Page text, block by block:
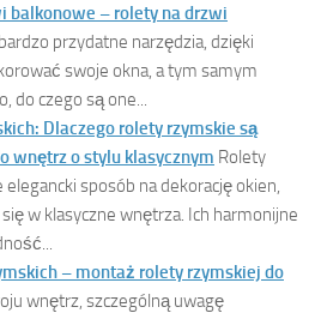
balkonowe – rolety na drzwi
przydatne narzędzia, dzięki
swoje okna, a tym samym
do czego są one...
Dlaczego rolety rzymskie są
wnętrz o stylu klasycznym Rolety
sposób na dekorację okien,
w klasyczne wnętrza. Ich harmonijne
– montaż rolety rzymskiej do
wnętrz, szczególną uwagę